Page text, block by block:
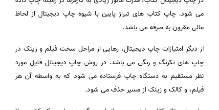
می ‎شود. چاپ کتاب‎ ها‎ی تیراژ پایین با شیوه چاپ دیجیتال از لحاظ
مالی مقرون به صرفه می باشد.
از دیگر امتیازات چاپ دیجیتال، رهایی از مراحل سخت فیلم و زینک در
چاپ ‏های تکرنگ و رنگی می ‌باشد. در روش چاپ دیجیتال فایل مورد
نظر مستقیم به دستگاه چاپ فرستاده می شود که به واسطه آن هر
فیلم، و کالک و زینک از مسیر حذف می‎ شود.